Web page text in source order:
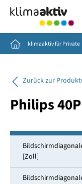
Home klimaaktiv für Private
Zurück zur
Philips
[Zoll]